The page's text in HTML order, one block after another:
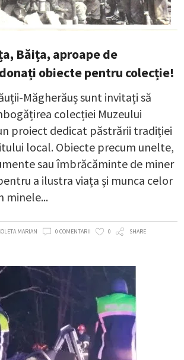
Băița, aproape de
obiecte pentru colecție!
Măgherăuș sunt invitați să
colecției Muzeului
proiect dedicat păstrării tradiției
local. Obiecte precum unelte,
sau îmbrăcăminte de miner
a ilustra viața și munca celor
minele
MARIAN 0 COMENTARII 0 SHARE